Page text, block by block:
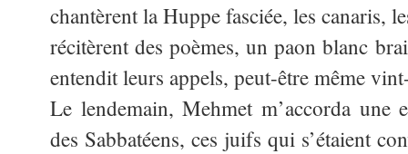
chantèrent la Huppe fasciée, les canaris,
récitèrent des poèmes, un paon blanc
entendit leurs appels, peut-être même
Le lendemain, Mehmet m’accorda une
des Sabbatéens, ces juifs qui s’étaient